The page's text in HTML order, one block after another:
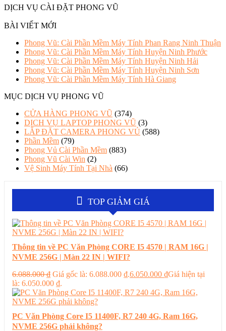
DỊCH VỤ CÀI ĐẶT PHONG VŨ
BÀI VIẾT MỚI
Phong Vũ: Cài Phần Mềm Máy Tính Phan Rang Ninh Thuận
Phong Vũ: Cài Phần Mềm Máy Tính Huyện Ninh Phước
Phong Vũ: Cài Phần Mềm Máy Tính Huyện Ninh Hải
Phong Vũ: Cài Phần Mềm Máy Tính Huyện Ninh Sơn
Phong Vũ: Cài Phần Mềm Máy Tính Hà Giang
MỤC DỊCH VỤ PHONG VŨ
CỬA HÀNG PHONG VŨ (374)
DỊCH VỤ LAPTOP PHONG VŨ (3)
LẮP ĐẶT CAMERA PHONG VỦ (588)
Phần Mềm (79)
Phong Vủ Cài Phần Mềm (883)
Phong Vũ Cài Win (2)
Vệ Sinh Máy Tính Tại Nhà (66)
TOP GIẢM GIÁ
Thông tin về PC Văn Phòng CORE I5 4570 | RAM 16G |
NVME 256G | Màn 22 IN | WIFI?
6.088.000₫ Giá gốc là: 6.088.000 ₫.6.050.000 ₫Giá hiện tại
là: 6.050.000 ₫.
PC Văn Phòng Core I5 11400F, R7 240 4G, Ram 16G,
NVME 256G phải không?